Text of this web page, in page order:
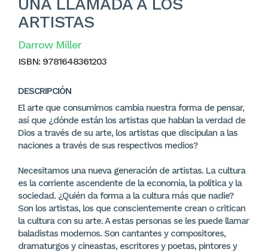
ARTISTAS
Darrow Miller
ISBN: 9781648361203
DESCRIPCIÓN
El arte que consumimos cambia nuestra forma de pensar,
así que ¿dónde están los artistas que hablan la verdad de
Dios a través de su arte, los artistas que discipulan a las
naciones a través de sus respectivos medios?
Necesitamos una nueva generación de artistas. La cultura
es la corriente ascendente de la economía, la política y la
sociedad. ¿Quién da forma a la cultura más que nadie?
Son los artistas, los que conscientemente crean o critican
la cultura con su arte. A estas personas se les puede llamar
baladistas modernos. Son cantantes y compositores,
dramaturgos y cineastas, escritores y poetas, pintores y